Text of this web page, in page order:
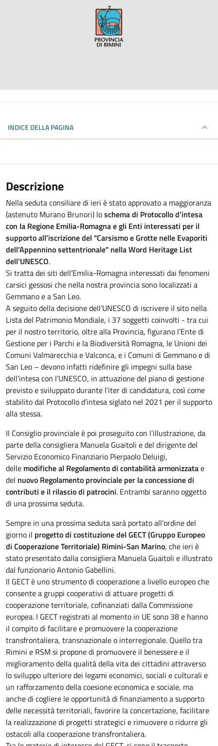
INDICE DELLA PAGINA
Descrizione
Nella seduta consiliare di ieri è stato approvato a maggioranza
(astenuto Murano Brunori) loschema di Protocollo d'intesa
con la Regione Emilia-Romagna e gli Enti interessati per il
supporto all'iscrizione del "Carsismo e Grotte nelle Evaporiti
dell'Appennino settentrionale" nella Word Heritage List
dell'UNESCO.
Si tratta dei siti dell’Emilia-Romagna interessati dai fenomeni
carsici gessosi che nella nostra provincia sono localizzati a
Gemmano e a San Leo.
A seguito della decisione dell’UNESCO di iscrivere il sito nella
Lista del Patrimonio Mondiale, i 37 soggetti coinvolti - tra cui
per il nostro territorio, oltre alla Provincia, figurano l’Ente di
Gestione per i Parchi e la Biodiversità Romagna, le Unioni dei
Comuni Valmarecchia e Valconca, e i Comuni di Gemmano e di
San Leo – devono infatti ridefinire gli impegni sulla base
dell’intesa con l’UNESCO, in attuazione del piano di gestione
previsto e sviluppato durante l’iter di candidatura, così come
stabilito dal Protocollo d’intesa siglato nel 2021 per il supporto
alla stessa.
Il Consiglio provinciale è poi proseguito con l’illustrazione, da
parte della consigliera Manuela Guaitoli e del dirigente del
Servizio Economico Finanziario Pierpaolo Deluigi,
delle modifiche al Regolamento di contabilità armonizzatae
del nuovo Regolamento provinciale per la concessione di
contributi e il rilascio di patrocini. Entrambi saranno oggetto
di una prossima seduta.
Sempre in una prossima seduta sarà portato all’ordine del
giorno il progetto di costituzione del GECT (Gruppo Europeo
di Cooperazione Territoriale) Rimini-San Marino, che ieri è
stato presentato dalla consigliera Manuela Guaitoli e illustrato
dal funzionario Antonio Gabellini.
Il GECT è uno strumento di cooperazione a livello europeo che
consente a gruppi cooperativi di attuare progetti di
cooperazione territoriale, cofinanziati dalla Commissione
europea. I GECT registrati al momento in UE sono 38 e hanno
il compito di facilitare e promuovere la cooperazione
transfrontaliera, transnazionale o interregionale. Quello tra
Rimini e RSM si propone di promuovere il benessere e il
miglioramento della qualità della vita dei cittadini attraverso
lo sviluppo ulteriore dei legami economici, sociali e culturali e
un rafforzamento della coesione economica e sociale, ma
anche di cogliere le opportunità di finanziamento a supporto
delle necessità territoriali, favorire la concertazione, facilitare
la realizzazione di progetti strategici e rimuovere o ridurre gli
ostacoli alla cooperazione transfrontaliera.